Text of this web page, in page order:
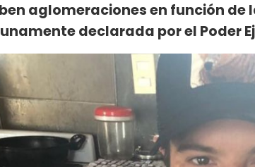
aglomeraciones en función de
declarada por el Poder